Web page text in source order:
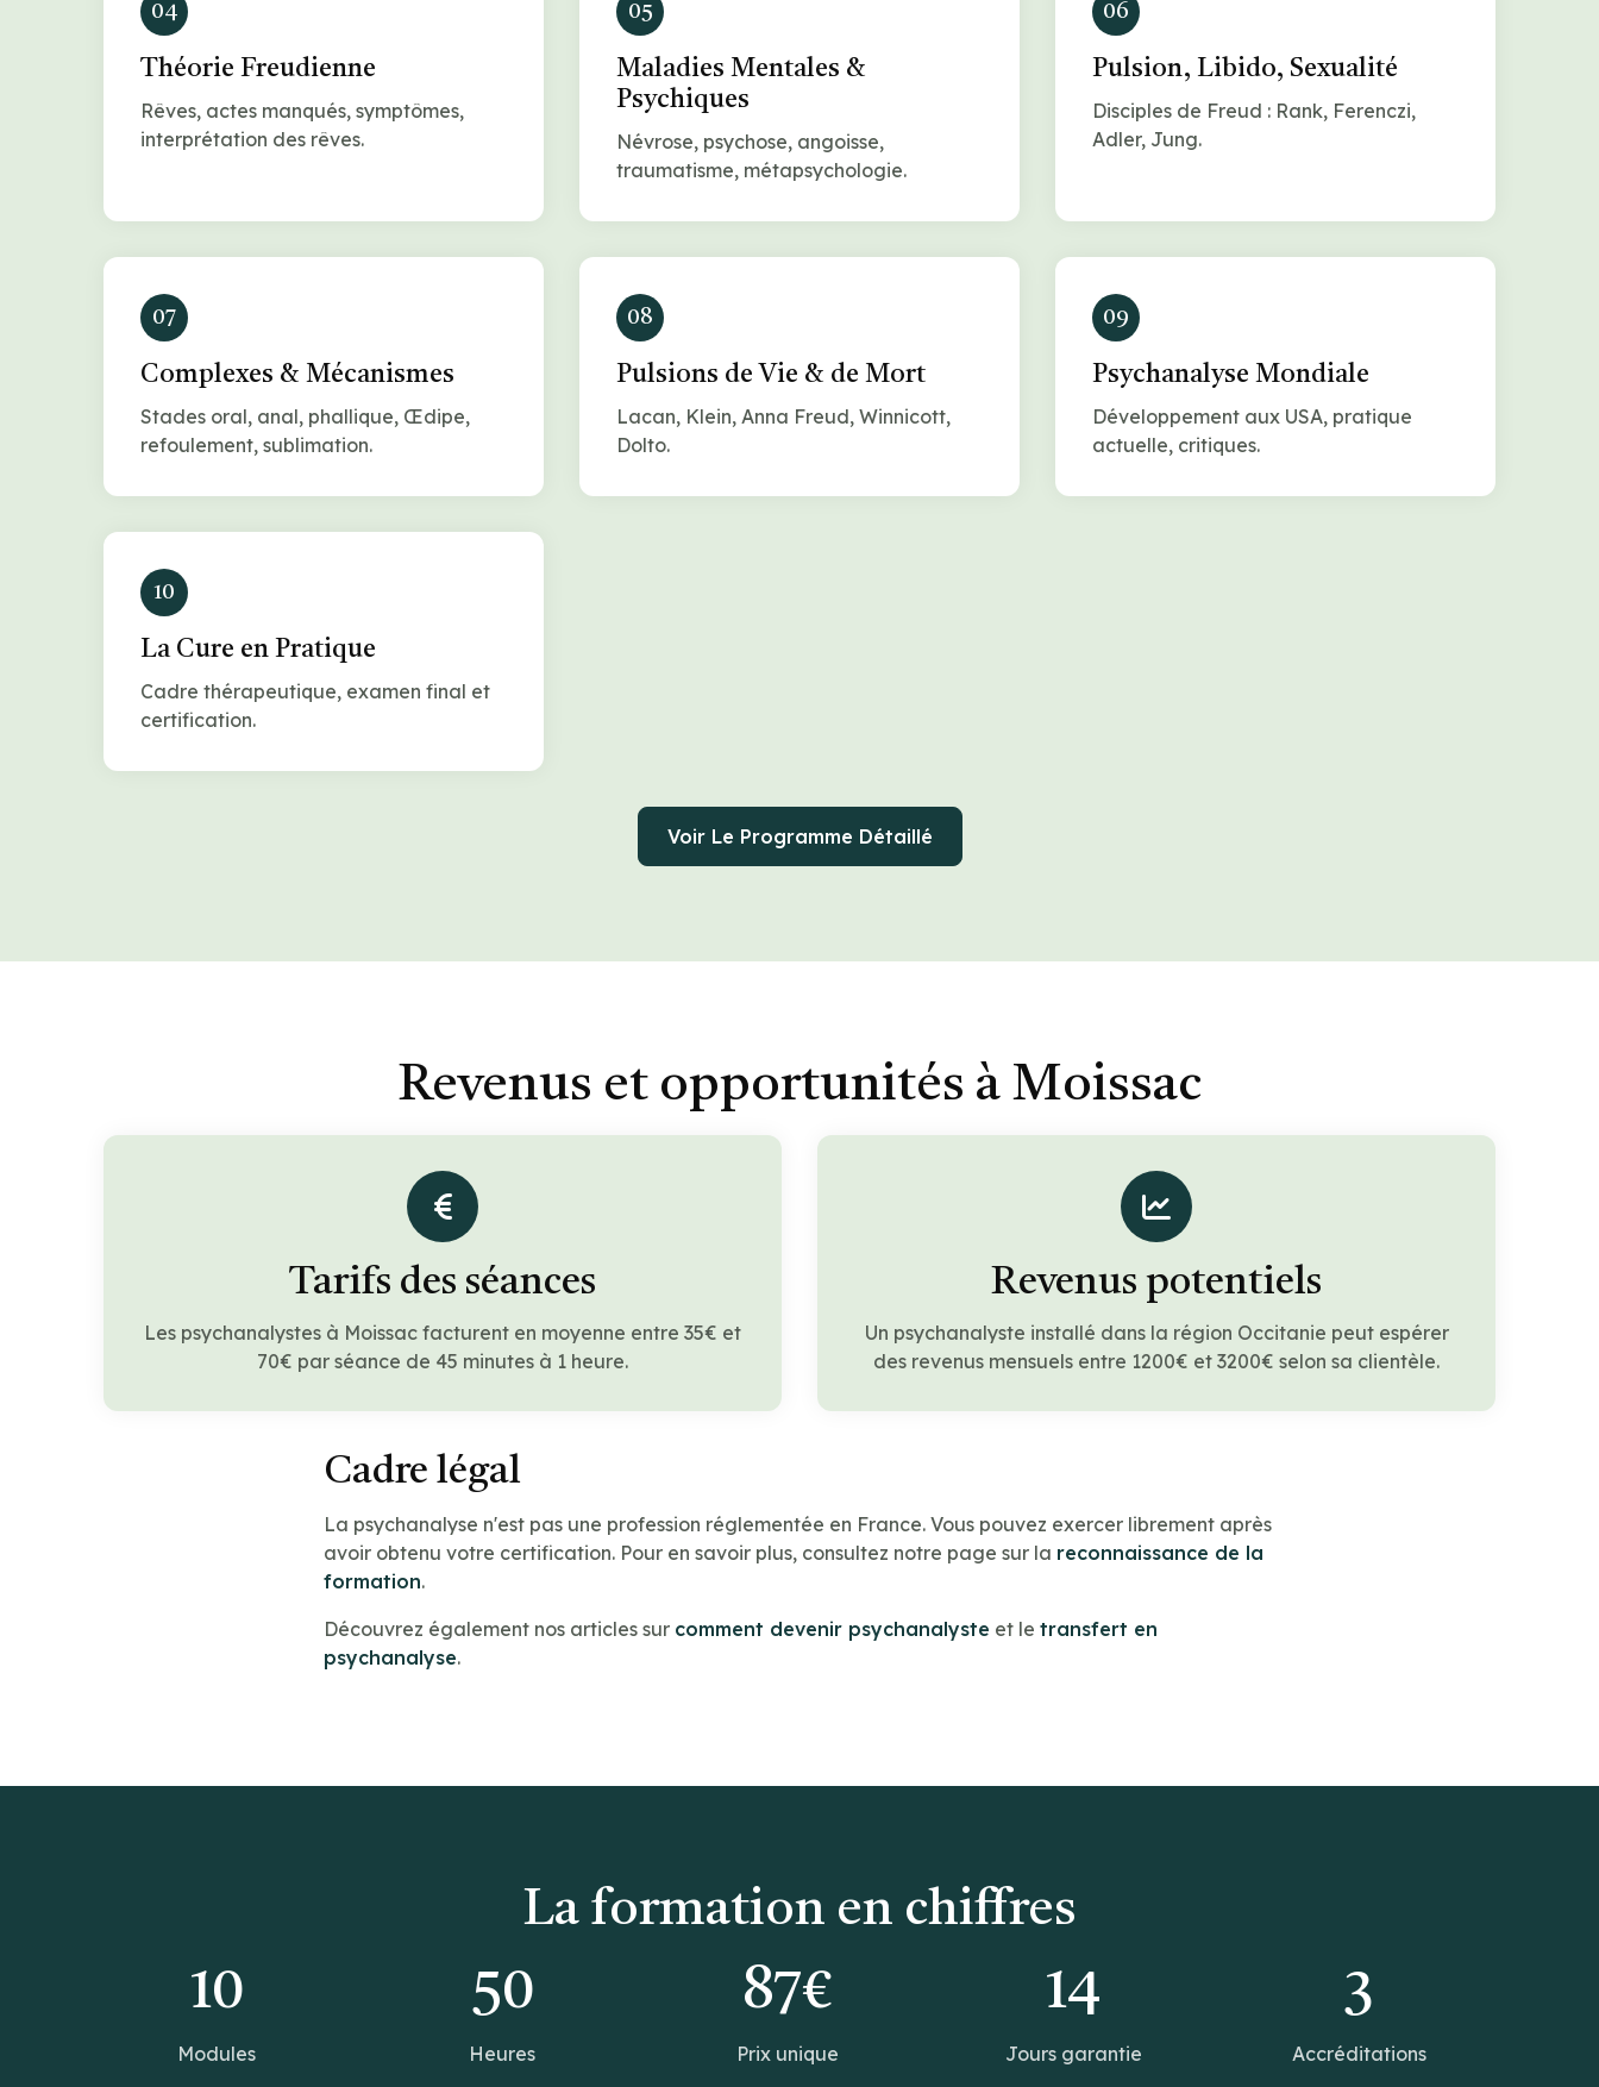
04
Théorie Freudienne
Rêves, actes manqués, symptômes,
interprétation des rêves.
05
Maladies Mentales &
Psychiques
Névrose, psychose, angoisse,
traumatisme, métapsychologie.
06
Pulsion, Libido, Sexualité
Disciples de Freud : Rank, Ferenczi,
Adler, Jung.
07
Complexes & Mécanismes
Stades oral, anal, phallique, Œdipe,
refoulement, sublimation.
08
Pulsions de Vie & de Mort
Lacan, Klein, Anna Freud, Winnicott,
Dolto.
09
Psychanalyse Mondiale
Développement aux USA, pratique
actuelle, critiques.
10
La Cure en Pratique
Cadre thérapeutique, examen final et
certification.
Voir Le Programme Détaillé
Revenus et opportunités à Moissac
Tarifs des séances
Les psychanalystes à Moissac facturent en moyenne entre 35€ et
70€ par séance de 45 minutes à 1 heure.
Revenus potentiels
Un psychanalyste installé dans la région Occitanie peut espérer
des revenus mensuels entre 1200€ et 3200€ selon sa clientèle.
Cadre légal
La psychanalyse n'est pas une profession réglementée en France. Vous pouvez exercer librement après
avoir obtenu votre certification. Pour en savoir plus, consultez notre page sur la reconnaissance de la
formation.
Découvrez également nos articles sur comment devenir psychanalyste et le transfert en
psychanalyse.
La formation en chiffres
10
Modules
50
Heures
87€
Prix unique
14
Jours garantie
3
Accréditations